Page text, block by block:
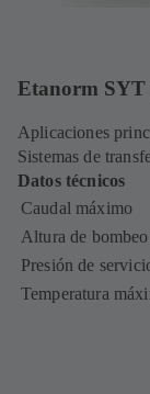
Etanorm SYT
Aplicaciones
Sistemas de
Datos técnicos
Caudal máximo
Altura de
Presión de
Temperatura